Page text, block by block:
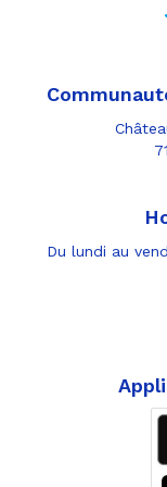
Du lundi au